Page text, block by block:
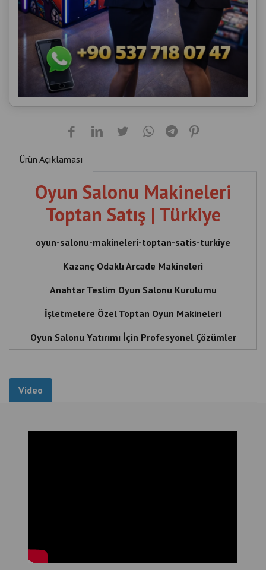
Ürün Açıklaması
Oyun Salonu Makineleri
Toptan Satış | Türkiye
oyun-salonu-makineleri-toptan-satis-turkiye
Kazanç Odaklı Arcade Makineleri
Anahtar Teslim Oyun Salonu Kurulumu
İşletmelere Özel Toptan Oyun Makineleri
Oyun Salonu Yatırımı İçin Profesyonel Çözümler
Oyun Salonu Makineleri Toptan Satış | Türkiye , Oyun
Odaklı Arcade Makineleri , Anahtar Teslim Oyun
Salonu Kurulumu , İşletmelere Özel Toptan Oyun
Video